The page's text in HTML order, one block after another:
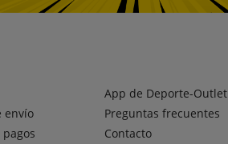
envío
pagos
App de Deporte-Outlet
Preguntas frecuentes
Contacto